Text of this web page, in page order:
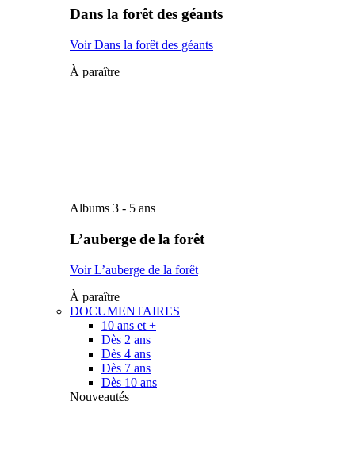
Dans la forêt des géants
Voir Dans la forêt des géants
À paraître
Albums 3 - 5 ans
L’auberge de la forêt
Voir L’auberge de la forêt
À paraître
DOCUMENTAIRES
10 ans et +
Dès 2 ans
Dès 4 ans
Dès 7 ans
Dès 10 ans
Nouveautés